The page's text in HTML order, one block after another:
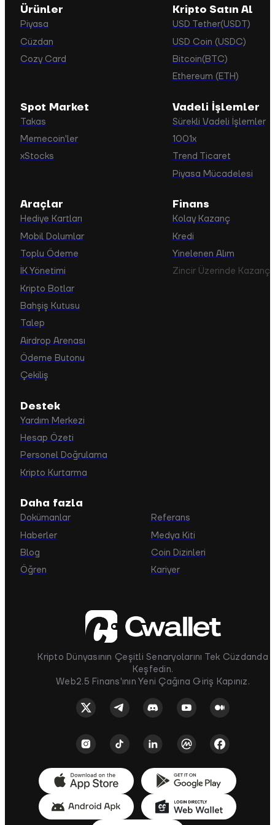
Kripto Dünyasının Çeşitli Senaryolarını Tek Cüzdanda
Keşfedin.
Web2.5 Finans'ının Yeni Çağına Giriş Kapınız.
Ürünler
Piyasa
Cüzdan
Cozy Card
Kripto Satın Al
USD Tether(USDT)
USD Coin (USDC)
Bitcoin(BTC)
Ethereum (ETH)
Spot Market
Takas
Memecoin'ler
xStocks
Vadeli İşlemler
Sürekli Vadeli İşlemler
1001x
Trend Ticaret
Piyasa Mücadelesi
Araçlar
Hediye Kartları
Mobil Dolumlar
Toplu Ödeme
İK Yönetimi
Kripto Botlar
Bahşiş Kutusu
Talep
Airdrop Arenası
Ödeme Butonu
Çekiliş
Finans
Kolay Kazanç
Kredi
Yinelenen Alım
Zincir Üzerinde Kazanç
Destek
Yardım Merkezi
Hesap Özeti
Personel Doğrulama
Kripto Kurtarma
Daha fazla
Dokümanlar
Haberler
Blog
Öğren
Referans
Medya Kiti
Coin Dizinleri
Kariyer